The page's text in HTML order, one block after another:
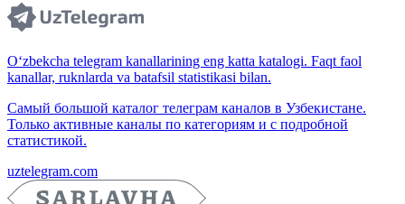
O‘zbekcha telegram kanallarining eng katta katalogi. Faqt faol
kanallar, ruknlarda va batafsil statistikasi bilan.
Самый большой каталог телеграм каналов в Узбекистане.
Только активные каналы по категориям и с подробной
статистикой.
uztelegram.com